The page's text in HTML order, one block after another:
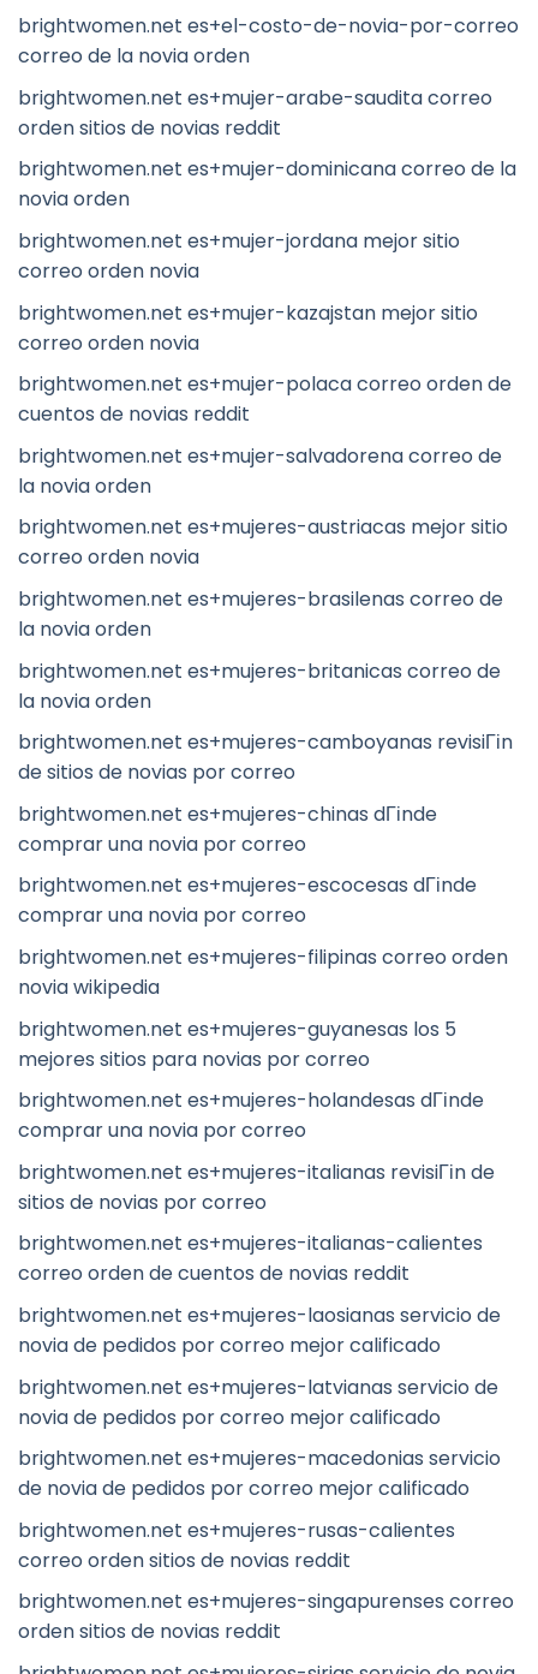
brightwomen.net es+el-costo-de-novia-por-correo
correo de la novia orden
brightwomen.net es+mujer-arabe-saudita correo
orden sitios de novias reddit
brightwomen.net es+mujer-dominicana correo de la
novia orden
brightwomen.net es+mujer-jordana mejor sitio
correo orden novia
brightwomen.net es+mujer-kazajstan mejor sitio
correo orden novia
brightwomen.net es+mujer-polaca correo orden de
cuentos de novias reddit
brightwomen.net es+mujer-salvadorena correo de
la novia orden
brightwomen.net es+mujeres-austriacas mejor sitio
correo orden novia
brightwomen.net es+mujeres-brasilenas correo de
la novia orden
brightwomen.net es+mujeres-britanicas correo de
la novia orden
brightwomen.net es+mujeres-camboyanas revisiГіn
de sitios de novias por correo
brightwomen.net es+mujeres-chinas dГіnde
comprar una novia por correo
brightwomen.net es+mujeres-escocesas dГіnde
comprar una novia por correo
brightwomen.net es+mujeres-filipinas correo orden
novia wikipedia
brightwomen.net es+mujeres-guyanesas los 5
mejores sitios para novias por correo
brightwomen.net es+mujeres-holandesas dГіnde
comprar una novia por correo
brightwomen.net es+mujeres-italianas revisiГіn de
sitios de novias por correo
brightwomen.net es+mujeres-italianas-calientes
correo orden de cuentos de novias reddit
brightwomen.net es+mujeres-laosianas servicio de
novia de pedidos por correo mejor calificado
brightwomen.net es+mujeres-latvianas servicio de
novia de pedidos por correo mejor calificado
brightwomen.net es+mujeres-macedonias servicio
de novia de pedidos por correo mejor calificado
brightwomen.net es+mujeres-rusas-calientes
correo orden sitios de novias reddit
brightwomen.net es+mujeres-singapurenses correo
orden sitios de novias reddit